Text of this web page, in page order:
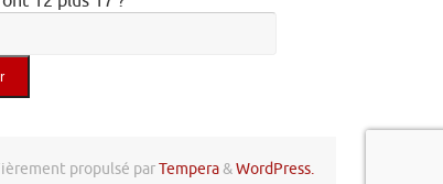
propulsé parTempera&WordPress.